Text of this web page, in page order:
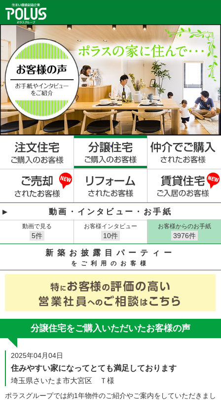
動画・インタビュー・お手紙
動画で見る
5件
お客様インタビュー
10件
お客様からのお手紙
3976件
新築お披露目パーティー
をご利用のお客様
分譲住宅をご購入いただいたお客様の声
2025年04月04日
住みやすい家になってとても満足しております
埼玉県さいたま市大宮区 Ｔ様
ポラスグループでは約1年物件のご紹介やご案内をしていただきまし